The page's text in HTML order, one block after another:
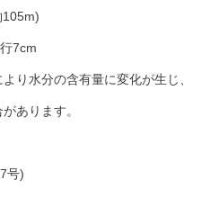
7cm
り水分の含有量に変化が生じ、
あります。
号)